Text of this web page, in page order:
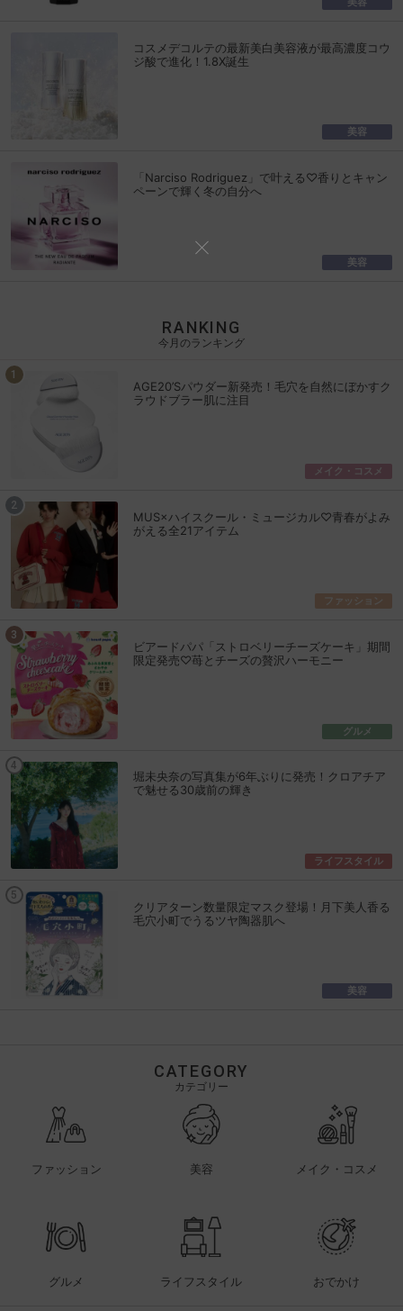
コスメデコルテの最新美白美容液が最高濃度コウ
ジ酸で進化！1.8X誕生
美容
「Narciso Rodriguez」で叶える♡香りとキャン
ペーンで輝く冬の自分へ
美容
RANKING
今月のランキング
AGE20’Sパウダー新発売！毛穴を自然にぼかすク
ラウドブラー肌に注目
メイク・コスメ
MUS×ハイスクール・ミュージカル♡青春がよみ
がえる全21アイテム
ファッション
ビアードパパ「ストロベリーチーズケーキ」期間
限定発売♡苺とチーズの贅沢ハーモニー
グルメ
堀未央奈の写真集が6年ぶりに発売！クロアチア
で魅せる30歳前の輝き
ライフスタイル
クリアターン数量限定マスク登場！月下美人香る
毛穴小町でうるツヤ陶器肌へ
美容
CATEGORY
カテゴリー
ファッション 美容 メイク・コスメ
グルメ ライフスタイル おでかけ